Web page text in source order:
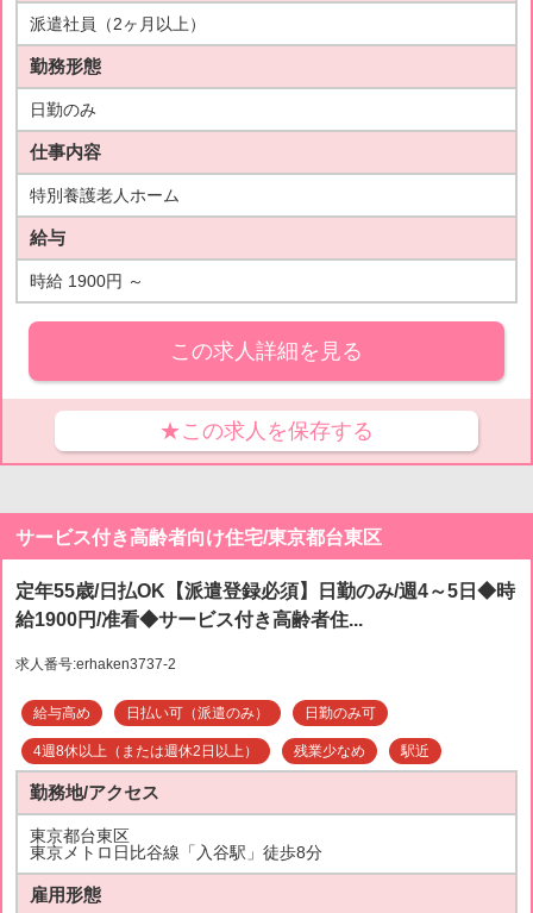
派遣社員（2ヶ月以上）
勤務形態
日勤のみ
仕事内容
特別養護老人ホーム
給与
時給 1900円 ～
この求人詳細を見る
★この求人を保存する
サービス付き高齢者向け住宅/東京都台東区
定年55歳/日払OK【派遣登録必須】日勤のみ/週4～5日◆時
給1900円/准看◆サービス付き高齢者住...
求人番号:erhaken3737-2
給与高め 日払い可（派遣のみ） 日勤のみ可
4週8休以上（または週休2日以上） 残業少なめ 駅近
勤務地/アクセス
東京都台東区
東京メトロ日比谷線「入谷駅」徒歩8分
雇用形態